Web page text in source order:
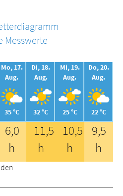
Messwerte
Mo, 17.
Aug.
35 °C
Di, 18.
Aug.
32 °C
Mi, 19.
Aug.
25 °C
Do, 20.
Aug.
22 °C
6,0
h
11,5
h
10,5
h
9,5
h